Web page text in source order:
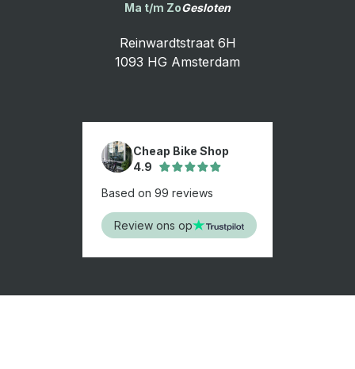
Cheap Bike Shop
4.9
Based on 99 reviews
Review ons op
Ma t/m ZoGesloten
Reinwardtstraat 6H
1093 HG Amsterdam